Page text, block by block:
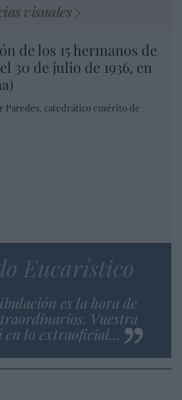
visuales
de los 15 hermanos de
30 de julio de 1936, en
Paredes, catedrático emérito de
Eucarístico
es la hora de
Vuestra
en lo extraoficial…